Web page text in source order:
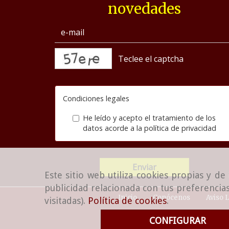
Este sitio web utiliza cookies propias y
publicidad relacionada con tus
visitadas). Política de cookies.
CONFIGURAR
novedades
Condiciones legales
He leído y acepto el tratamiento de los
datos acorde a la política de privacidad
Enviar
Inicio Conócenos Aviso